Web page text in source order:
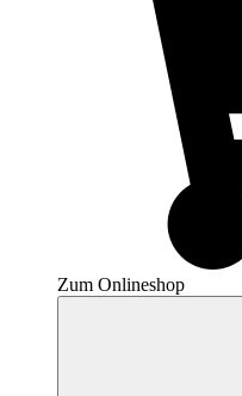
Zum Onlineshop